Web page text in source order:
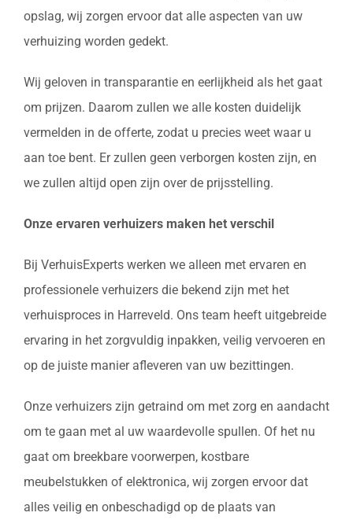
opslag, wij zorgen ervoor dat alle aspecten van uw
verhuizing worden gedekt.
Wij geloven in transparantie en eerlijkheid als het gaat
om prijzen. Daarom zullen we alle kosten duidelijk
vermelden in de offerte, zodat u precies weet waar u
aan toe bent. Er zullen geen verborgen kosten zijn, en
we zullen altijd open zijn over de prijsstelling.
Onze ervaren verhuizers maken het verschil
Bij VerhuisExperts werken we alleen met ervaren en
professionele verhuizers die bekend zijn met het
verhuisproces in Harreveld. Ons team heeft uitgebreide
ervaring in het zorgvuldig inpakken, veilig vervoeren en
op de juiste manier afleveren van uw bezittingen.
Onze verhuizers zijn getraind om met zorg en aandacht
om te gaan met al uw waardevolle spullen. Of het nu
gaat om breekbare voorwerpen, kostbare
meubelstukken of elektronica, wij zorgen ervoor dat
alles veilig en onbeschadigd op de plaats van